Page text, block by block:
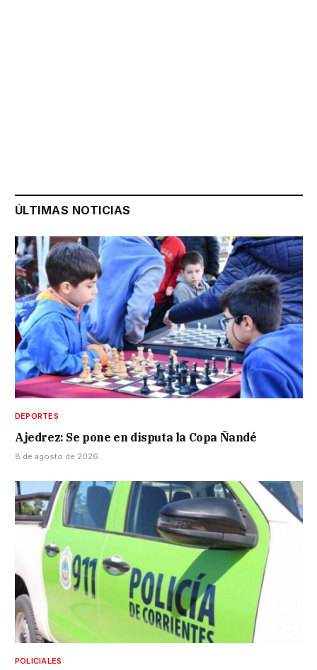
ÚLTIMAS NOTICIAS
DEPORTES
Ajedrez: Se pone en disputa la Copa Ñandé
8 de agosto de 2026
POLICIALES